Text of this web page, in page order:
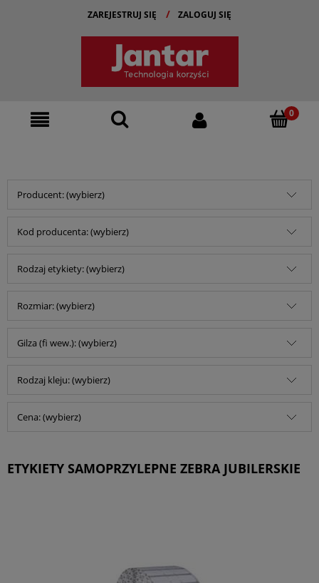
ZAREJESTRUJ SIĘ ZALOGUJ SIĘ
Producent: (wybierz)
Kod producenta: (wybierz)
Rodzaj etykiety: (wybierz)
Rozmiar: (wybierz)
Gilza (fi wew.): (wybierz)
Rodzaj kleju: (wybierz)
Cena: (wybierz)
ETYKIETY SAMOPRZYLEPNE ZEBRA JUBILERSKIE